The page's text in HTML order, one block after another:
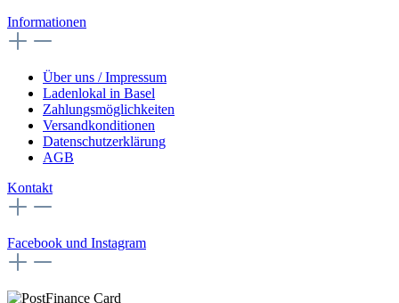
Informationen
Über uns / Impressum
Ladenlokal in Basel
Zahlungsmöglichkeiten
Versandkonditionen
Datenschutzerklärung
AGB
Kontakt
Facebook und Instagram